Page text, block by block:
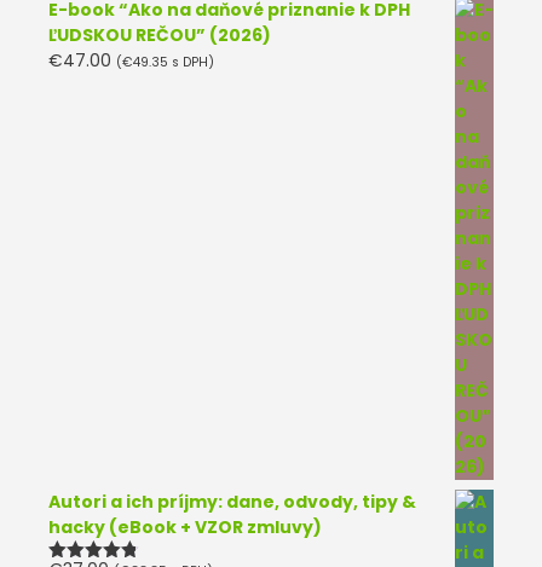
E-book “Ako na daňové priznanie k DPH
ĽUDSKOU REČOU” (2026)
€47.00 (€49.35 s DPH)
Autori a ich príjmy: dane, odvody, tipy &
hacky (eBook + VZOR zmluvy)